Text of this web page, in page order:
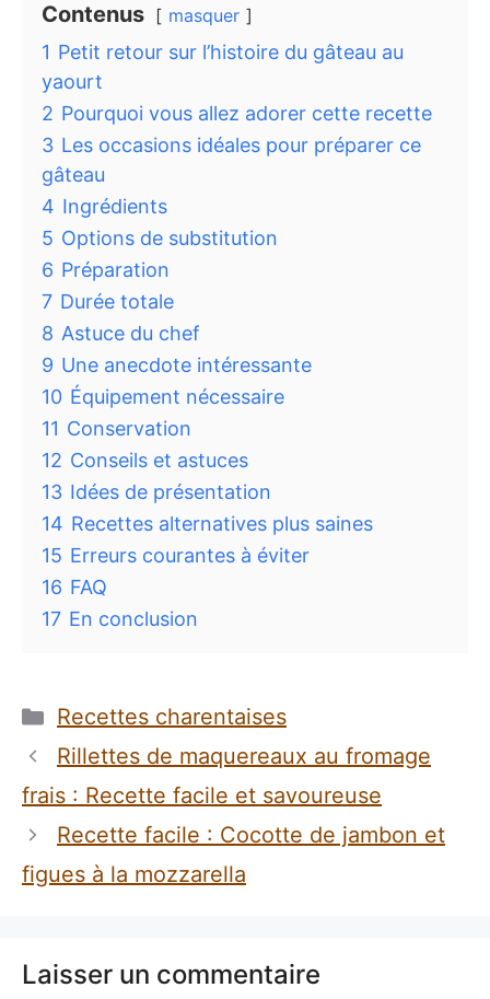
Contenus masquer
1 Petit retour sur l’histoire du gâteau au
yaourt
2 Pourquoi vous allez adorer cette recette
3 Les occasions idéales pour préparer ce
gâteau
4 Ingrédients
5 Options de substitution
6 Préparation
7 Durée totale
8 Astuce du chef
9 Une anecdote intéressante
10 Équipement nécessaire
11 Conservation
12 Conseils et astuces
13 Idées de présentation
14 Recettes alternatives plus saines
15 Erreurs courantes à éviter
16 FAQ
17 En conclusion
Catégories
Recettes charentaises
Rillettes de maquereaux au fromage
frais : Recette facile et savoureuse
Recette facile : Cocotte de jambon et
figues à la mozzarella
Laisser un commentaire